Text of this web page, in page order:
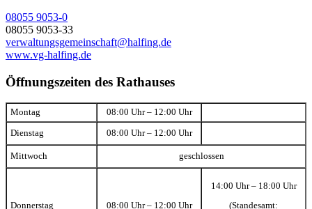
08055 9053-0
08055 9053-33
verwaltungsgemeinschaft@halfing.de
www.vg-halfing.de
Öffnungszeiten des Rathauses
Montag 08:00 Uhr – 12:00 Uhr
Dienstag 08:00 Uhr – 12:00 Uhr
Mittwoch geschlossen
Donnerstag 08:00 Uhr – 12:00 Uhr
14:00 Uhr – 18:00 Uhr
(Standesamt: